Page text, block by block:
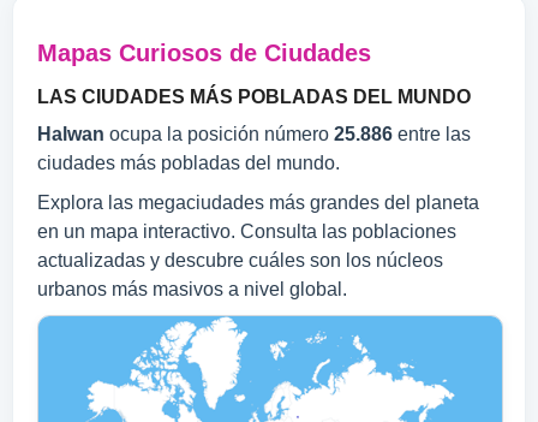
Mapas Curiosos de Ciudades
LAS CIUDADES MÁS POBLADAS DEL MUNDO
Halwan ocupa la posición número 25.886 entre las
ciudades más pobladas del mundo.
Explora las megaciudades más grandes del planeta
en un mapa interactivo. Consulta las poblaciones
actualizadas y descubre cuáles son los núcleos
urbanos más masivos a nivel global.